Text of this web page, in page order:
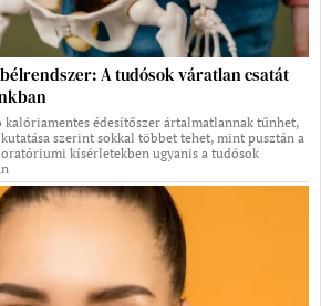
A tudósok váratlan csatát
édesítőszer ártalmatlannak tűnhet,
szerint sokkal többet tehet, mint pusztán a
kísérletekben ugyanis a tudósok